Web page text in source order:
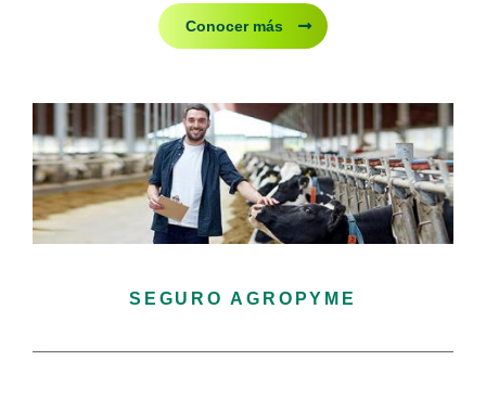
Conocer más
SEGURO AGROPYME